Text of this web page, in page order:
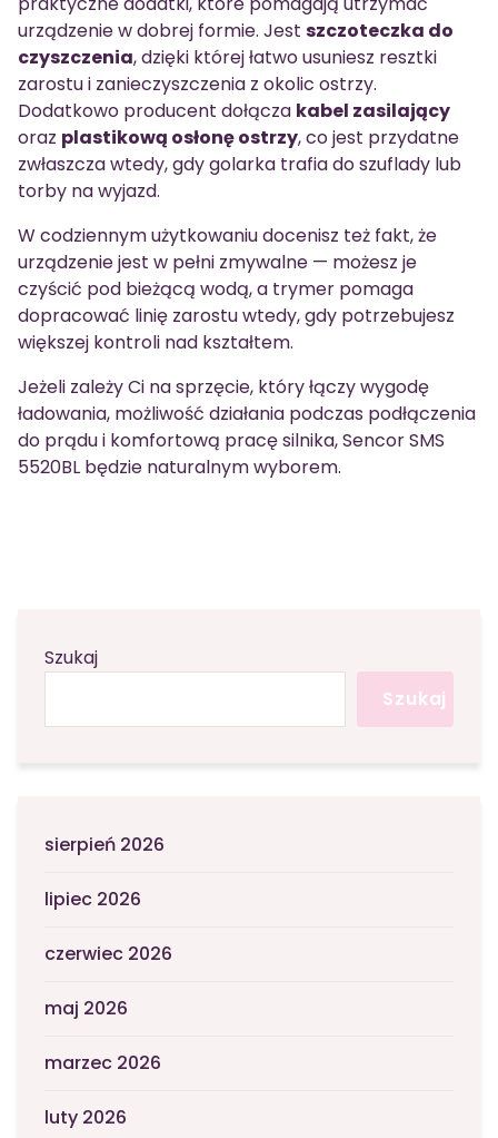
urządzenie w dobrej formie. Jest szczoteczka do
czyszczenia, dzięki której łatwo usuniesz resztki
zarostu i zanieczyszczenia z okolic ostrzy.
Dodatkowo producent dołącza kabel zasilający
oraz plastikową osłonę ostrzy, co jest przydatne
zwłaszcza wtedy, gdy golarka trafia do szuflady lub
torby na wyjazd.
W codziennym użytkowaniu docenisz też fakt, że
urządzenie jest w pełni zmywalne — możesz je
czyścić pod bieżącą wodą, a trymer pomaga
dopracować linię zarostu wtedy, gdy potrzebujesz
większej kontroli nad kształtem.
Jeżeli zależy Ci na sprzęcie, który łączy wygodę
ładowania, możliwość działania podczas podłączenia
do prądu i komfortową pracę silnika, Sencor SMS
5520BL będzie naturalnym wyborem.
Szukaj
Szukaj
sierpień 2026
lipiec 2026
czerwiec 2026
maj 2026
marzec 2026
luty 2026